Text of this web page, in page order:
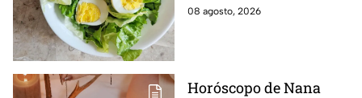
08 agosto, 2026
Horóscopo de Nana